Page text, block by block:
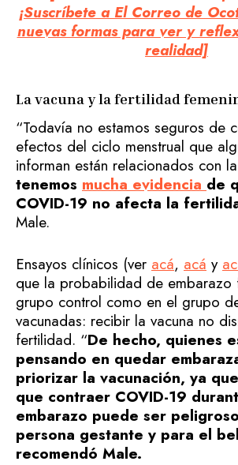
¡Suscríbete a El Correo de
nuevas formas para ver y
realidad]
La vacuna y la fertilidad
“Todavía no estamos seguros de
efectos del ciclo menstrual que
informan están relacionados con
tenemos mucha evidencia de
COVID-19 no afecta la
Male.
Ensayos clínicos (ver acá, acá y
que la probabilidad de embarazo
grupo control como en el grupo
vacunadas: recibir la vacuna no
fertilidad. “De hecho, quienes
pensando en quedar
priorizar la vacunación, ya
que contraer COVID-19
embarazo puede ser
persona gestante y para el
recomendó Male.